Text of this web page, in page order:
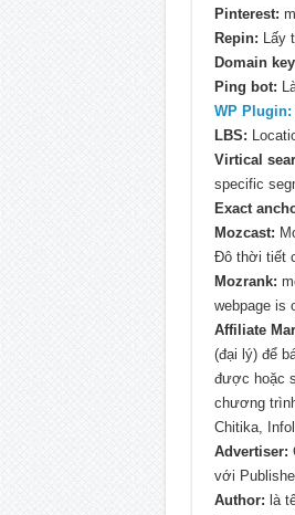
Pinterest:
Repin: Lấy
Domain
Ping bot:
WP Plugin:
LBS:
Virtical
specific
Exact
Mozcast:
Đô thời tiết
Mozrank:
webpage is
Affiliate
(đại lý) để
được hoặc
chương
Chitika,
Advertiser:
với
Author: là